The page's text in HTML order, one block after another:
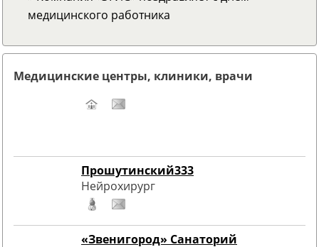
медицинского работника
Медицинские центры, клиники, врачи
Прошутинский333
Нейрохирург
«Звенигород» Cанаторий